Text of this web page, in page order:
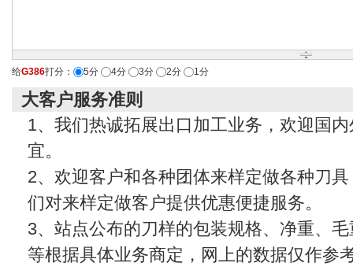
给G386打分： 5分 4分 3分 2分 1分
大客户服务准则
1、我们热诚拓展出口加工业务，欢迎国
宜。
2、欢迎客户和各种团体来样定做各种刀
们对来样定做客户提供优惠便捷服务。
3、站点公布的刀样的包装规格、净重、
等根据具体业务商定，网上的数据仅作参